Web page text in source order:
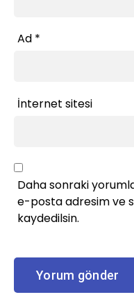
Ad *
İnternet sitesi
Daha sonraki
e-posta adresim ve
kaydedilsin.